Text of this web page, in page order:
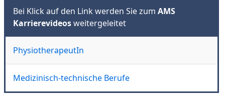
Bei Klick auf den Link werden Sie zum AMS
Karrierevideosweitergeleitet
PhysiotherapeutIn
Medizinisch-technische Berufe